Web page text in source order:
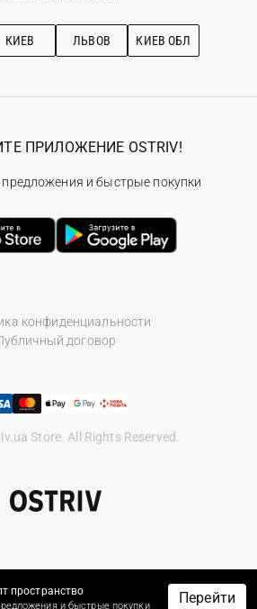
по уходу
КИЕВ ЛЬВОВ КИЕВ ОБЛ
конфиденциальности
договор
Store. All Rights Reserved.
ПРИЛОЖЕНИЕ OSTRIV!
и быстрые покупки
пространство
и быстрые покупки Перейти